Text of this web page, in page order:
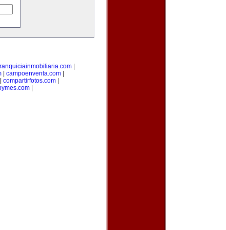
|
| campoenventa.com|
compartirfotos.com
|